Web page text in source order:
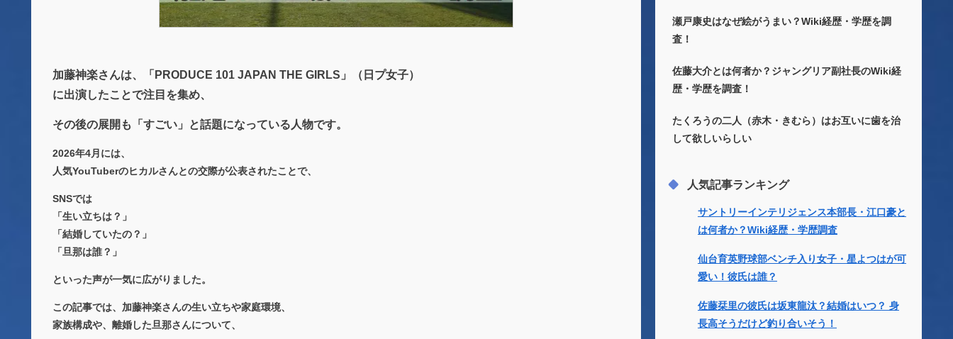
加藤神楽さんは、「PRODUCE 101 JAPAN THE GIRLS」（日プ女子）
に出演したことで注目を集め、
その後の展開も「すごい」と話題になっている人物です。
2026年4月には、
人気YouTuberのヒカルさんとの交際が公表されたことで、
SNSでは
「生い立ちは？」
「結婚していたの？」
「旦那は誰？」
といった声が一気に広がりました。
この記事では、加藤神楽さんの生い立ちや家庭環境、
家族構成や、離婚した旦那さんについて、
瀬戸康史はなぜ絵がうまい？Wiki経歴・学歴を調
査！
佐藤大介とは何者か？ジャングリア副社長のWiki経
歴・学歴を調査！
たくろうの二人（赤木・きむら）はお互いに歯を治
して欲しいらしい
人気記事ランキング
サントリーインテリジェンス本部長・江口豪と
は何者か？Wiki経歴・学歴調査
仙台育英野球部ベンチ入り女子・星よつはが可
愛い！彼氏は誰？
佐藤栞里の彼氏は坂東龍汰？結婚はいつ？ 身
長高そうだけど釣り合いそう！